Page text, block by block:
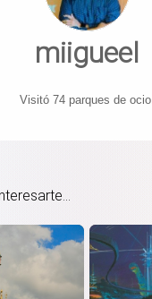
miigueel
Visitó 74 parques de ocio.